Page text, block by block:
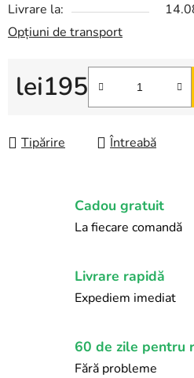
Livrare la:
Opțiuni de transport
lei195
Evaluare preţ:
Tipărire Întreabă
Cadou gratuit
La fiecare comandă
Livrare rapidă
Expediem imediat
60 de zile pentru
Fără probleme